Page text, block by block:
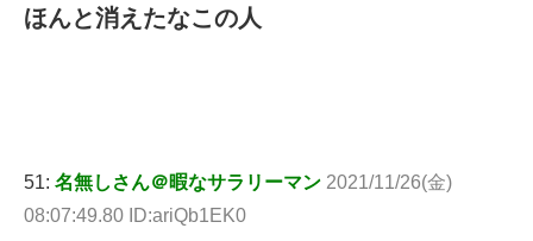
ほんと消えたなこの人
51: 名無しさん＠暇なサラリーマン 2021/11/26(金)
08:07:49.80 ID:ariQb1EK0